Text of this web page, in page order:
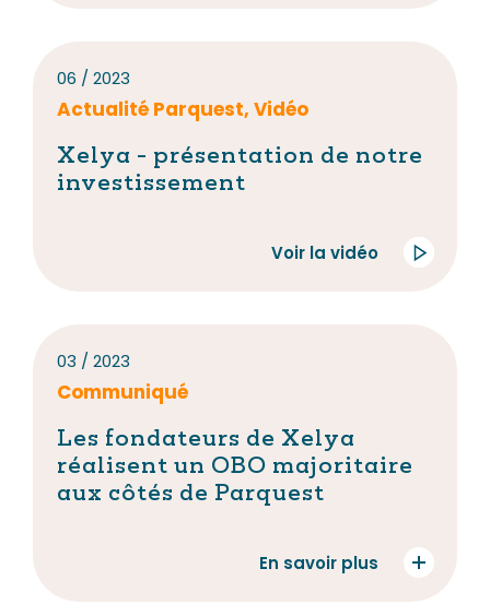
06 / 2023
Actualité Parquest, Vidéo
Xelya - présentation de notre
investissement
Voir la vidéo
03 / 2023
Communiqué
Les fondateurs de Xelya
réalisent un OBO majoritaire
aux côtés de Parquest
En savoir plus